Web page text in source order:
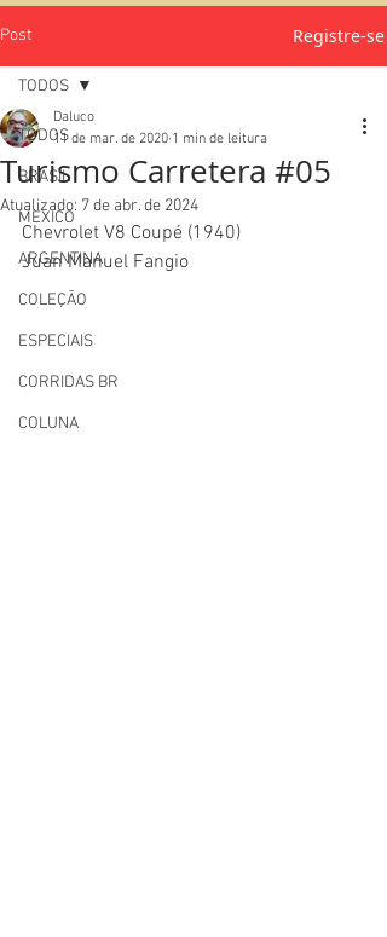
Post Registre-se
TODOS
BRASIL
MEXICO
ARGENTINA
COLEÇÃO
ESPECIAIS
CORRIDAS BR
COLUNA
TODOS
Turismo Carretera #05
Daluco
11 de mar. de 2020 1 min de leitura
Atualizado: 7 de abr. de 2024
Chevrolet V8 Coupé (1940)
Juan Manuel Fangio